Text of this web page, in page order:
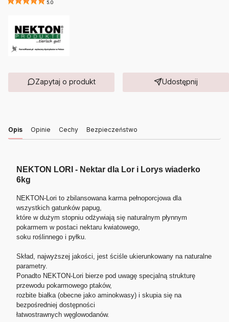
5.0
Zapytaj o produkt Udostępnij
Opis Opinie Cechy Bezpieczeństwo
NEKTON LORI - Nektar dla Lor i Lorys wiaderko
6kg
NEKTON-Lori to zbilansowana karma pełnoporcjowa dla
wszystkich gatunków papug,
które w dużym stopniu odżywiają się naturalnym płynnym
pokarmem w postaci nektaru kwiatowego,
soku roślinnego i pyłku.
Skład, najwyższej jakości, jest ściśle ukierunkowany na naturalne
parametry.
Ponadto NEKTON-Lori bierze pod uwagę specjalną strukturę
przewodu pokarmowego ptaków,
rozbite białka (obecne jako aminokwasy) i skupia się na
bezpośredniej dostępności
łatwostrawnych węglowodanów.